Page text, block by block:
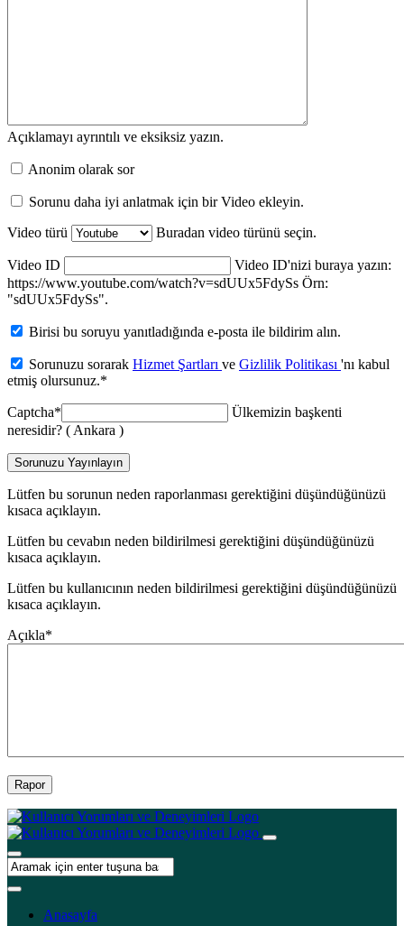
Açıklamayı ayrıntılı ve eksiksiz yazın.
Anonim olarak sor
Sorunu daha iyi anlatmak için bir Video ekleyin.
Video türü
Buradan video türünü seçin.
Video ID
Video ID'nizi buraya yazın:
https://www.youtube.com/watch?v=sdUUx5FdySs Örn:
"sdUUx5FdySs".
Birisi bu soruyu yanıtladığında e-posta ile bildirim alın.
Sorunuzu sorarak Hizmet Şartları ve Gizlilik Politikası 'nı kabul
etmiş olursunuz.*
Captcha*
Ülkemizin başkenti
neresidir? ( Ankara )
Sorunuzu Yayınlayın
Lütfen bu sorunun neden raporlanması gerektiğini düşündüğünüzü
kısaca açıklayın.
Lütfen bu cevabın neden bildirilmesi gerektiğini düşündüğünüzü
kısaca açıklayın.
Lütfen bu kullanıcının neden bildirilmesi gerektiğini düşündüğünüzü
kısaca açıklayın.
Açıkla*
Rapor
Anasayfa